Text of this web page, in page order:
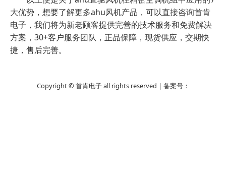
大优势，想要了解更多ahu风机产品，可以直接咨询首肯
电子，我们将为新老顾客提供完善的技术服务和免费解决
方案，30+客户服务团队，正品保障，现货供应，交期快
捷，售后完善。
Copyright © 首肯电子 all rights reserved | 备案号：